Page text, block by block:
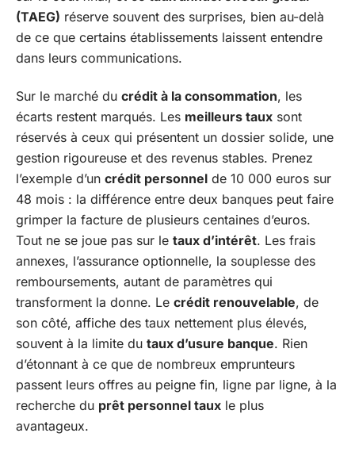
(TAEG) réserve souvent des surprises, bien au-delà
de ce que certains établissements laissent entendre
dans leurs communications.
Sur le marché du crédit à la consommation, les
écarts restent marqués. Les meilleurs taux sont
réservés à ceux qui présentent un dossier solide, une
gestion rigoureuse et des revenus stables. Prenez
l’exemple d’un crédit personnel de 10 000 euros sur
48 mois : la différence entre deux banques peut faire
grimper la facture de plusieurs centaines d’euros.
Tout ne se joue pas sur le taux d’intérêt. Les frais
annexes, l’assurance optionnelle, la souplesse des
remboursements, autant de paramètres qui
transforment la donne. Le crédit renouvelable, de
son côté, affiche des taux nettement plus élevés,
souvent à la limite du taux d’usure banque. Rien
d’étonnant à ce que de nombreux emprunteurs
passent leurs offres au peigne fin, ligne par ligne, à la
recherche du prêt personnel taux le plus
avantageux.